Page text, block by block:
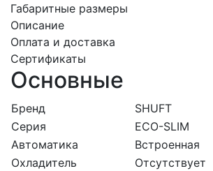
Габаритные размеры
Описание
Оплата и доставка
Сертификаты
Основные
Бренд
SHUFT
Серия
ECO-SLIM
Автоматика
Встроенная
Охладитель
Отсутствует